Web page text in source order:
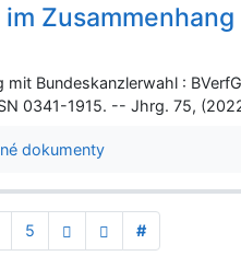
mit Bundeskanzlerwahl :
0341-1915. -- Jhrg. 75,
dokumenty
5 #